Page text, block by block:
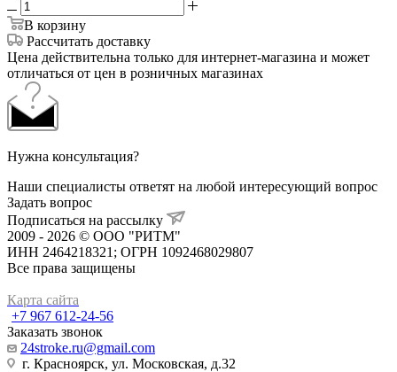
В корзину
Рассчитать доставку
Цена действительна только для интернет-магазина и может
отличаться от цен в розничных магазинах
Нужна консультация?
Наши специалисты ответят на любой интересующий вопрос
Задать вопрос
Подписаться на рассылку
2009 - 2026 © ООО "РИТМ"
ИНН 2464218321; ОГРН 1092468029807
Все права защищены
Карта сайта
+7 967 612-24-56
Заказать звонок
24stroke.ru@gmail.com
г. Красноярск, ул. Московская, д.32